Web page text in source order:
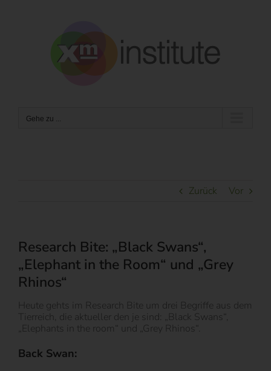
Gehe zu ...
Zurück Vor
Research Bite: „Black Swans“,
„Elephant in the Room“ und „Grey
Rhinos“
Heute gehts im Research Bite um drei Begriffe aus dem
Tierreich, die aktueller den je sind: „Black Swans“,
„Elephants in the room“ und „Grey Rhinos“.
Back Swan: